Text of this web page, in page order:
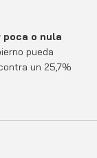
o nula
pueda
un 25,7%